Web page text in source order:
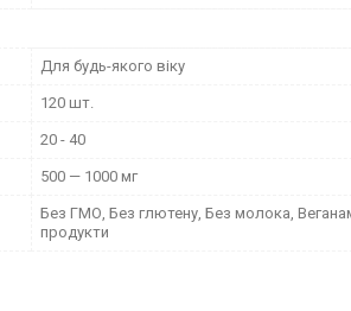
Для будь-якого віку
120 шт.
20 - 40
500 — 1000 мг
Без ГМО, Без глютену, Без молока,
продукти